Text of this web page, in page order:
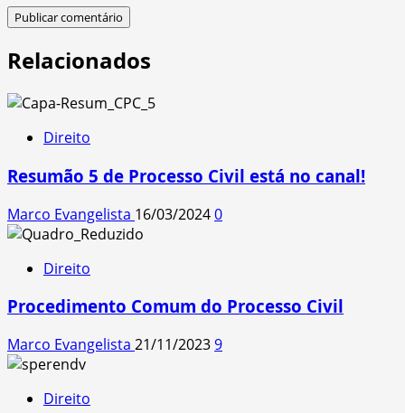
Relacionados
Direito
Resumão 5 de Processo Civil está no canal!
Marco Evangelista 16/03/20240
Direito
Procedimento Comum do Processo Civil
Marco Evangelista 21/11/20239
Direito